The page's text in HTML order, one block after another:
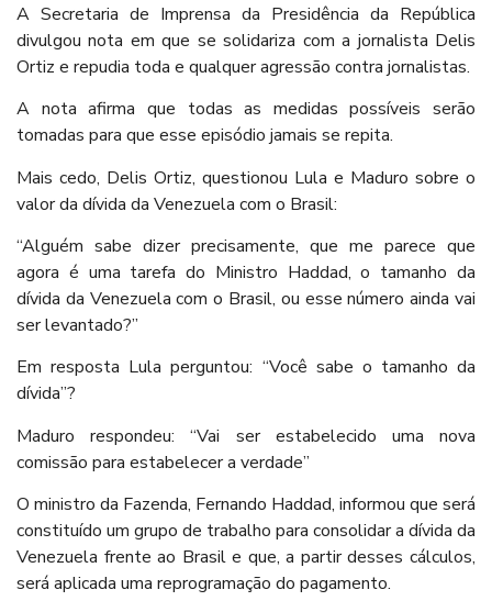
A Secretaria de Imprensa da Presidência da República
divulgou nota em que se solidariza com a jornalista Delis
Ortiz e repudia toda e qualquer agressão contra jornalistas.
A nota afirma que todas as medidas possíveis serão
tomadas para que esse episódio jamais se repita.
Mais cedo, Delis Ortiz, questionou Lula e Maduro sobre o
valor da dívida da Venezuela com o Brasil:
“Alguém sabe dizer precisamente, que me parece que
agora é uma tarefa do Ministro Haddad, o tamanho da
dívida da Venezuela com o Brasil, ou esse número ainda vai
ser levantado?”
Em resposta Lula perguntou: “Você sabe o tamanho da
dívida”?
Maduro respondeu: “Vai ser estabelecido uma nova
comissão para estabelecer a verdade”
O ministro da Fazenda, Fernando Haddad, informou que será
constituído um grupo de trabalho para consolidar a dívida da
Venezuela frente ao Brasil e que, a partir desses cálculos,
será aplicada uma reprogramação do pagamento.